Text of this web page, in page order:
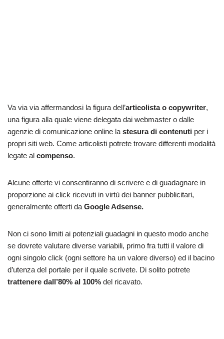
Va via via affermandosi la figura dell’articolista o copywriter,
una figura alla quale viene delegata dai webmaster o dalle
agenzie di comunicazione online la stesura di contenuti per i
propri siti web. Come articolisti potrete trovare differenti modalità
legate al compenso.
Alcune offerte vi consentiranno di scrivere e di guadagnare in
proporzione ai click ricevuti in virtù dei banner pubblicitari,
generalmente offerti da Google Adsense.
Non ci sono limiti ai potenziali guadagni in questo modo anche
se dovrete valutare diverse variabili, primo fra tutti il valore di
ogni singolo click (ogni settore ha un valore diverso) ed il bacino
d’utenza del portale per il quale scrivete. Di solito potrete
trattenere dall’80% al 100% del ricavato.